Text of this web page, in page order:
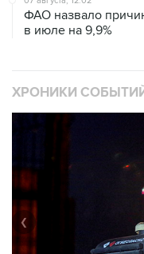
ФАО назвало
в июле на 9,9%
ХРОНИКИ
❮